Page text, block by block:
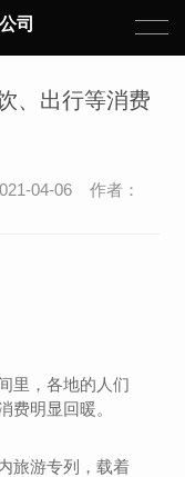
司
、出行等消费
04-06 作者：
里，各地的人们
费明显回暖。
旅游专列，载着